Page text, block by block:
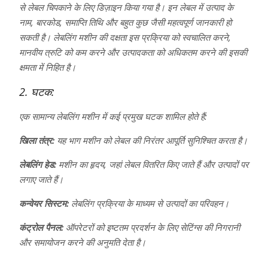
से लेबल चिपकाने के लिए डिज़ाइन किया गया है। इन लेबल में उत्पाद के
नाम, बारकोड, समाप्ति तिथि और बहुत कुछ जैसी महत्वपूर्ण जानकारी हो
सकती है। लेबलिंग मशीन की दक्षता इस प्रक्रिया को स्वचालित करने,
मानवीय त्रुटि को कम करने और उत्पादकता को अधिकतम करने की इसकी
क्षमता में निहित है।
2. घटक:
एक सामान्य लेबलिंग मशीन में कई प्रमुख घटक शामिल होते हैं:
खिला तंत्र:यह भाग मशीन को लेबल की निरंतर आपूर्ति सुनिश्चित करता है।
लेबलिंग हेड:मशीन का हृदय, जहां लेबल वितरित किए जाते हैं और उत्पादों पर
लगाए जाते हैं।
कन्वेयर सिस्टम:लेबलिंग प्रक्रिया के माध्यम से उत्पादों का परिवहन।
कंट्रोल पैनल:ऑपरेटरों को इष्टतम प्रदर्शन के लिए सेटिंग्स की निगरानी
और समायोजन करने की अनुमति देता है।